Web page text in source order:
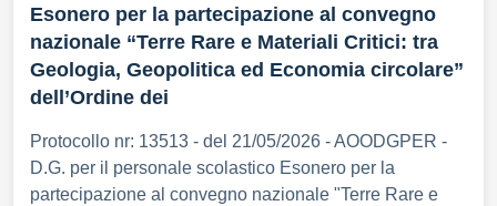
Esonero per la partecipazione al convegno
nazionale “Terre Rare e Materiali Critici: tra
Geologia, Geopolitica ed Economia circolare”
dell’Ordine dei
Protocollo nr: 13513 - del 21/05/2026 - AOODGPER -
D.G. per il personale scolastico Esonero per la
partecipazione al convegno nazionale "Terre Rare e